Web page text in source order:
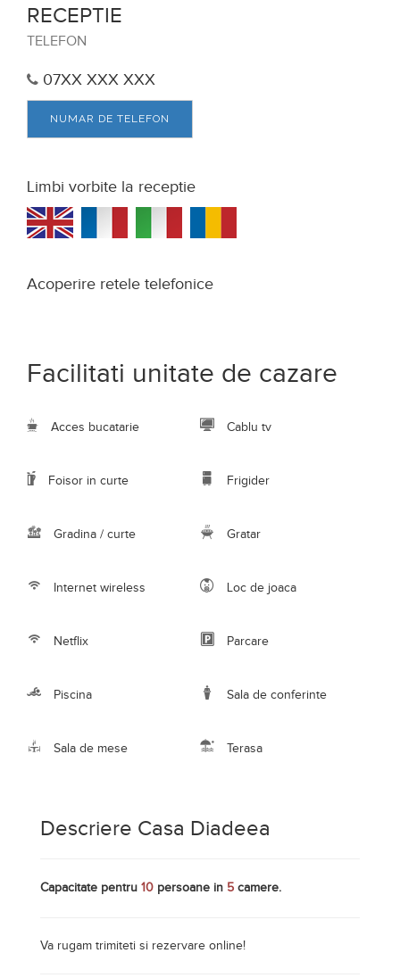
RECEPTIE
TELEFON
07XX XXX XXX
NUMAR DE TELEFON
Limbi vorbite la receptie
Acoperire retele telefonice
Facilitati unitate de cazare
Acces bucatarie Cablu tv
Foisor in curte Frigider
Gradina / curte Gratar
Internet wireless Loc de joaca
Netflix Parcare
Piscina Sala de conferinte
Sala de mese Terasa
Descriere Casa Diadeea
Capacitate pentru 10 persoane in 5 camere.
Va rugam trimiteti si rezervare online!